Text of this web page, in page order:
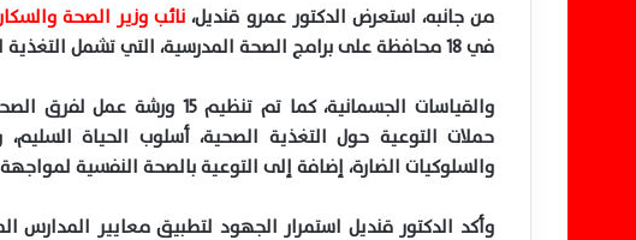
من جانبه، استعرض الدكتور عمرو قنديل،نائب وزير الصحة
في 18 محافظة على برامج الصحة المدرسية، التي تشمل التغذية السليمة، البيئة المدرسية،
والقياسات الجسمانية، كما تم
حملات التوعية حول التغذية الصحية، أسلوب الحياة السليم،
والسلوكيات الضارة، إضافة إلى التوعية بالصحة النفسية لمواجهة